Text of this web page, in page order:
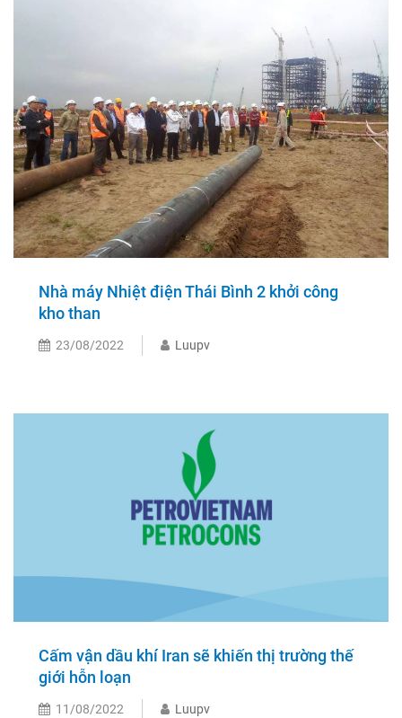
Nhà máy Nhiệt điện Thái Bình 2 khởi công
kho than
23/08/2022 Luupv
Cấm vận dầu khí Iran sẽ khiến thị trường thế
giới hỗn loạn
11/08/2022 Luupv